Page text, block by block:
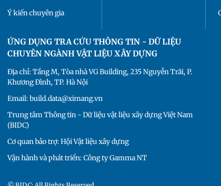
Ý kiến chuyên gia
ỨNG DỤNG TRA CỨU THÔNG TIN - DỮ LIỆU
CHUYÊN NGÀNH VẬT LIỆU XÂY DỰNG
Địa chỉ: Tầng M, Tòa nhà VG Building, 235 Nguyễn Trãi, P.
Khương Đình, TP. Hà Nội
Email: build.data@ximang.vn
Trung tâm Thông tin - Dữ liệu vật liệu xây dựng Việt Nam
(BIDC)
Cơ quan bảo trợ: Hội Vật liệu xây dựng
Vận hành và phát triển: Công ty Gamma NT